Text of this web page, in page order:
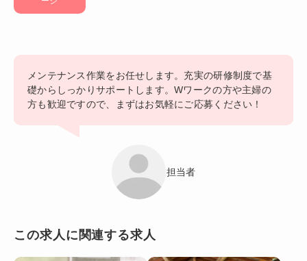
メンテナンス作業をお任せします。充実の研修制度で基
礎からしっかりサポートします。Wワークの方や主婦の
方も歓迎ですので、まずはお気軽にご応募ください！
担当者
この求人に関連する求人